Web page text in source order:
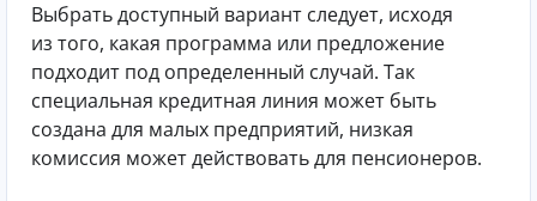
Выбрать доступный вариант следует, исходя
из того, какая программа или предложение
подходит под определенный случай. Так
специальная кредитная линия может быть
создана для малых предприятий, низкая
комиссия может действовать для пенсионеров.